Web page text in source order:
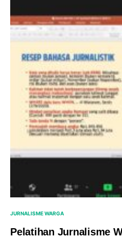
JURNALISME WARGA
Pelatihan Jurnalisme